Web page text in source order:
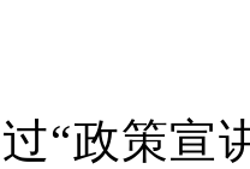
“政策宣